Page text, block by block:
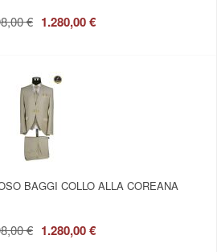
€ 1.280,00 €
BAGGI COLLO ALLA COREANA
€ 1.280,00 €